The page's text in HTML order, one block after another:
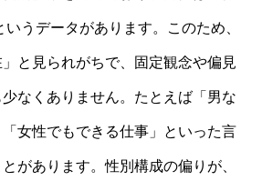
うデータがあります。このため、
と見られがちで、固定観念や偏見
なくありません。たとえば「男な
女性でもできる仕事」といった言
があります。性別構成の偏りが、